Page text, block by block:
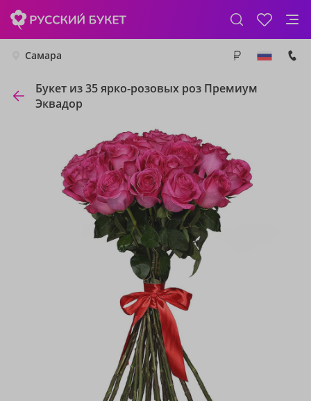
Самара
Букет из 35 ярко-розовых роз Премиум
Эквадор